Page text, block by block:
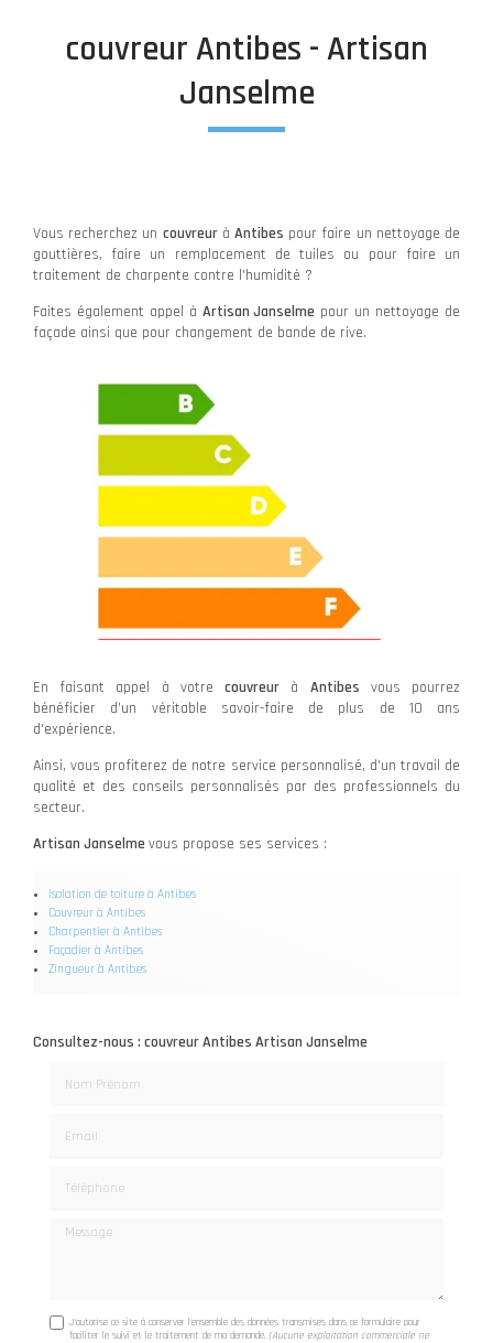
couvreur Antibes - Artisan
Janselme
Vous recherchez un couvreuràAntibes pour faire un nettoyage de
gouttières, faire un remplacement de tuiles ou pour faire un
traitement de charpente contre l'humidité ?
Faites également appel à Artisan Janselme pour un nettoyage de
façade ainsi que pour changement de bande de rive.
En faisant appel à votrecouvreur à Antibes vous pourrez
bénéficier d’un véritable savoir-faire de plus de 10 ans
d'expérience.
Ainsi, vous profiterez de notre service personnalisé, d'un travail de
qualité et des conseils personnalisés par des professionnels du
secteur.
Artisan Janselme vous propose ses services :
Isolation de toiture à Antibes
Couvreur à Antibes
Charpentier à Antibes
Façadier à Antibes
Zingueur à Antibes
Consultez-nous : couvreur Antibes Artisan Janselme
Message
J'autorise ce site à conserver l'ensemble des données transmises dans ce formulaire pour
faciliter le suivi et le traitement de ma demande.(Aucune exploitation commerciale ne